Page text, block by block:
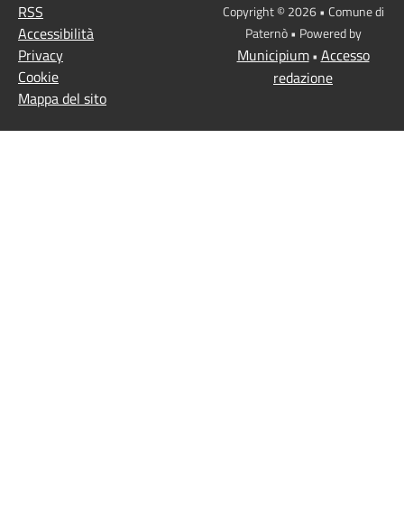
RSS
Accessibilità
Privacy
Cookie
Mappa del sito
Copyright © 2026 • Comune di
Paternò • Powered by
Municipium• Accesso
redazione